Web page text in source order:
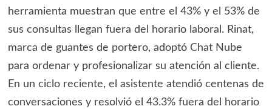
herramienta muestran que entre el 43% y el 53% de
sus consultas llegan fuera del horario laboral. Rinat,
marca de guantes de portero, adoptó Chat Nube
para ordenar y profesionalizar su atención al cliente.
En un ciclo reciente, el asistente atendió centenas de
conversaciones y resolvió el 43.3% fuera del horario